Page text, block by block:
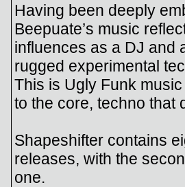
Having been deeply
Beepuate’s music
influences as a DJ and
rugged experimental
This is Ugly Funk
to the core, techno that
Shapeshifter contains
releases, with the
one.